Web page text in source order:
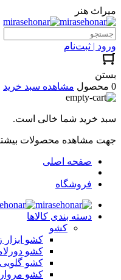
میراث هنر
ورود | ثبت‌نام
بستن
0 محصول
مشاهده سبد خرید
سبد خرید شما خالی است.
جهت مشاهده محصولات
صفحه اصلی
فروشگاه
دسته بندی کالاها
کشو
کشو ابزار
کشو
کشو گلویی
کشو